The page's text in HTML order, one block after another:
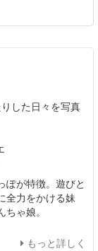
した日々を写真
ぽが特徴。遊びと
全力をかける妹
ゃ娘。
もっと詳しく